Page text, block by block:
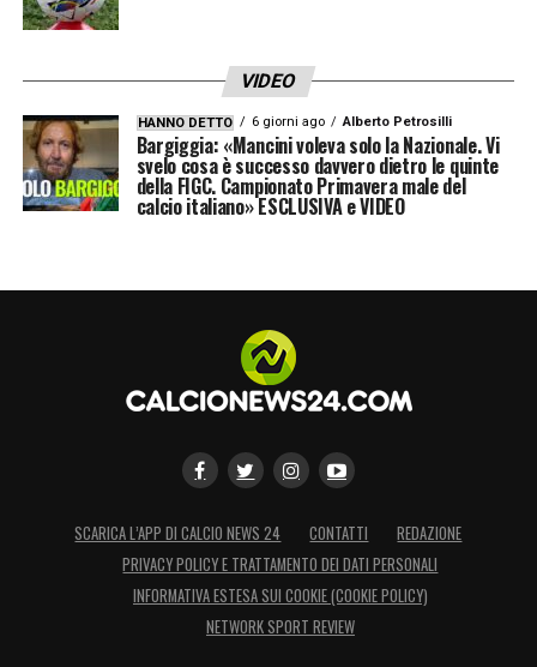
VIDEO
HANNO DETTO 6 giorni ago Alberto Petrosilli
Bargiggia: «Mancini voleva solo la Nazionale. Vi
svelo cosa è successo davvero dietro le quinte
della FIGC. Campionato Primavera male del
calcio italiano» ESCLUSIVA e VIDEO
SCARICA L’APP DI CALCIO NEWS 24 CONTATTI
REDAZIONE
PRIVACY POLICY E TRATTAMENTO DEI DATI PERSONALI
INFORMATIVA ESTESA SUI COOKIE (COOKIE POLICY)
NETWORK SPORT REVIEW